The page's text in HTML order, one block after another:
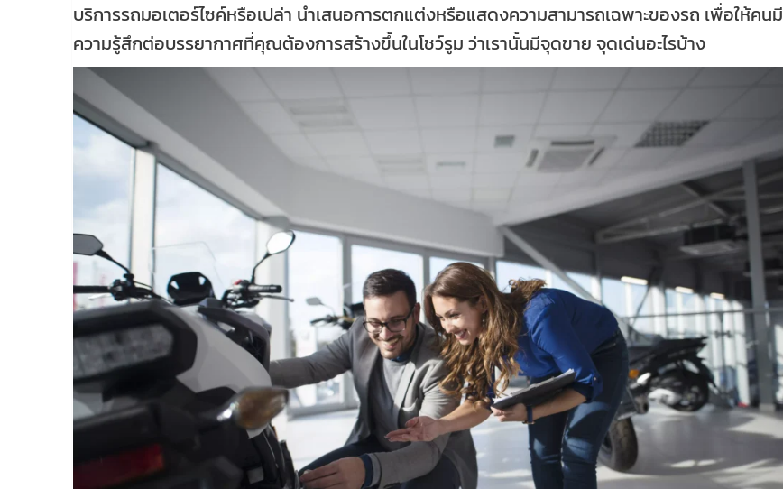
บริการรถมอเตอร์ไซค์หรือเปล่า นำเสนอการตกแต่งหรือแสดงความสามารถเฉพาะของรถ เพื่อให้คนมี
ความรู้สึกต่อบรรยากาศที่คุณต้องการสร้างขึ้นในโชว์รูม ว่าเรานั้นมีจุดขาย จุดเด่นอะไรบ้าง